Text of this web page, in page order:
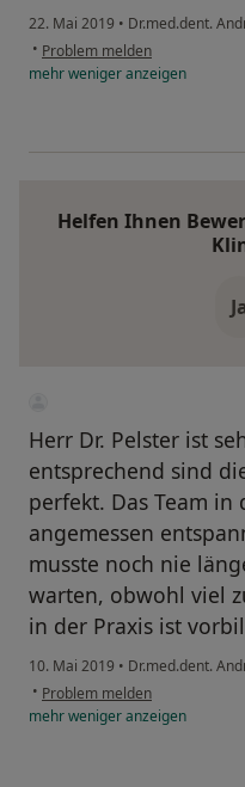
22. Mai 2019 • Dr.med.dent.
• Problem melden
mehrwenigeranzeigen
Helfen Ihnen
Herr Dr. Pelster ist
entsprechend sind
perfekt. Das Team
angemessen
musste noch nie
warten, obwohl viel
in der Praxis ist
10. Mai 2019 • Dr.med.dent.
• Problem melden
mehrwenigeranzeigen